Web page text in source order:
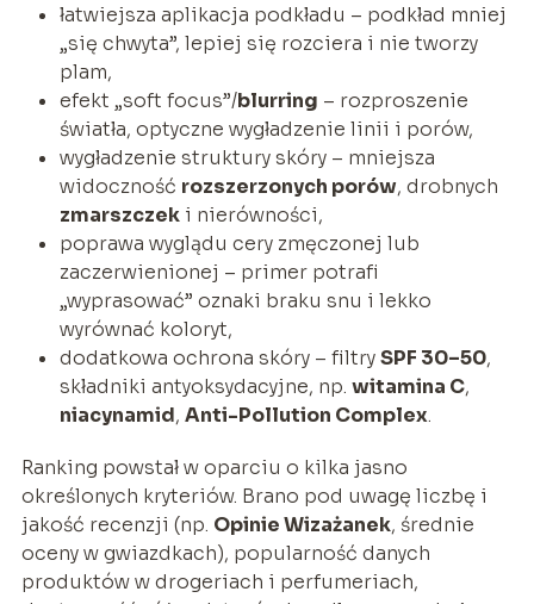
łatwiejsza aplikacja podkładu – podkład mniej
„się chwyta”, lepiej się rozciera i nie tworzy
plam,
efekt „soft focus”/blurring – rozproszenie
światła, optyczne wygładzenie linii i porów,
wygładzenie struktury skóry – mniejsza
widoczność rozszerzonych porów, drobnych
zmarszczeki nierówności,
poprawa wyglądu cery zmęczonej lub
zaczerwienionej – primer potrafi
„wyprasować” oznaki braku snu i lekko
wyrównać koloryt,
dodatkowa ochrona skóry – filtrySPF 30–50,
składniki antyoksydacyjne, np. witamina C,
niacynamid, Anti-Pollution Complex.
Ranking powstał w oparciu o kilka jasno
określonych kryteriów. Brano pod uwagę liczbę i
jakość recenzji (np. Opinie Wizażanek, średnie
oceny w gwiazdkach), popularność danych
produktów w drogeriach i perfumeriach,